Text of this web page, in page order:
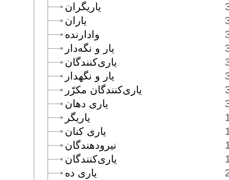
ياريگران
ياران
وادارنده
يار و نگه‌دار
يارى‌كنندگان
يار و نگهدار
يارى‌كنندگان مكرّر
يارى دهان
ياريگر
يارى كنان
نيرودهندگان
يارى‌كنندگان
يارى ده